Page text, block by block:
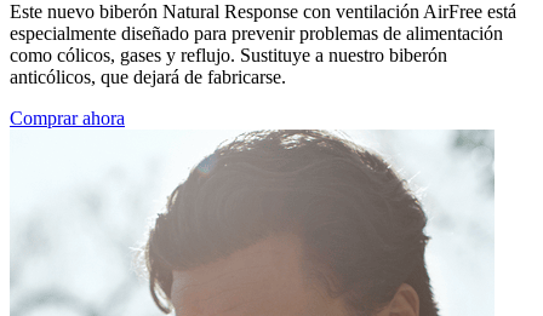
Este nuevo biberón Natural Response con ventilación AirFree está
especialmente diseñado para prevenir problemas de alimentación
como cólicos, gases y reflujo. Sustituye a nuestro biberón
anticólicos, que dejará de fabricarse.
Comprar ahora